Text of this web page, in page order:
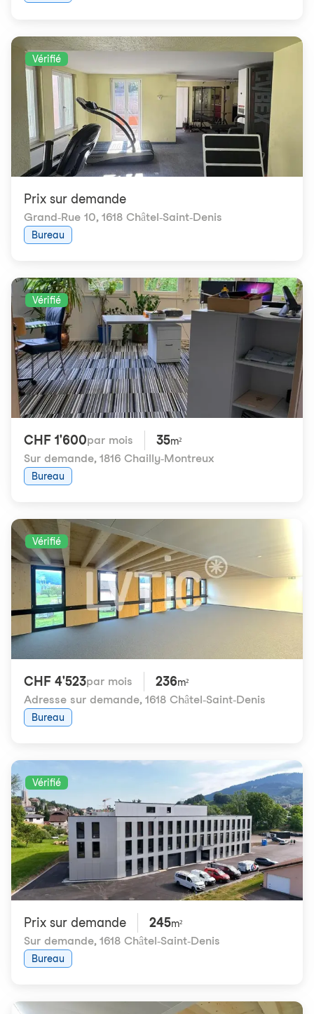
Vérifié
Prix ​​sur demande
Grand-Rue 10, 1618 Châtel-Saint-Denis
Bureau
Vérifié
CHF 1'600par mois 35m²
Sur demande, 1816 Chailly-Montreux
Bureau
Vérifié
CHF 4'523par mois 236m²
Adresse sur demande, 1618 Châtel-Saint-Denis
Bureau
Vérifié
Prix ​​sur demande 245m²
Sur demande, 1618 Châtel-Saint-Denis
Bureau